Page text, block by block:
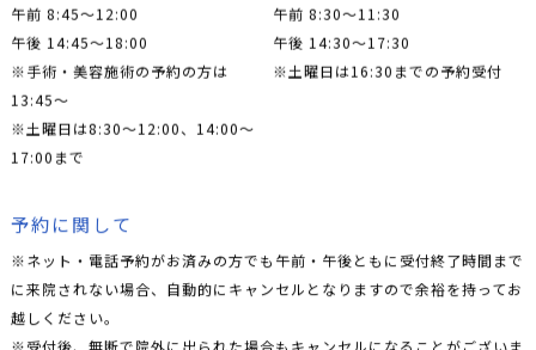
午前 8:45～12:00
午後 14:45～18:00
※手術・美容施術の予約の方は
13:45〜
※土曜日は8:30〜12:00、14:00〜
17:00まで
午前 8:30～11:30
午後 14:30～17:30
※土曜日は16:30までの予約受付
予約に関して
※ネット・電話予約がお済みの方でも午前・午後ともに受付終了時間まで
に来院されない場合、自動的にキャンセルとなりますので余裕を持ってお
越しください。
※受付後、無断で院外に出られた場合もキャンセルになることがございま